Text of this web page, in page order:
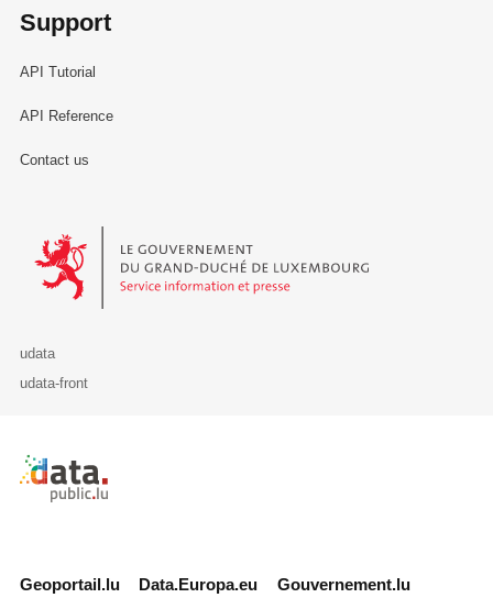
Support
API Tutorial
API Reference
Contact us
Le Gouvernement du Grand-Duché de Luxembourg - Service
udata
udata-front
Retour à l'accueil de data.public.lu
Geoportail.lu Data.Europa.eu Gouvernement.lu